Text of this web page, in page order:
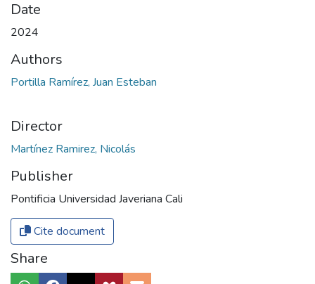
Date
2024
Authors
Portilla Ramírez, Juan Esteban
Director
Martínez Ramirez, Nicolás
Publisher
Pontificia Universidad Javeriana Cali
Cite document
Share